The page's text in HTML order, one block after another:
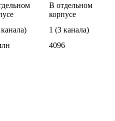
В отдельном
корпусе
1 (3 канала)
4096